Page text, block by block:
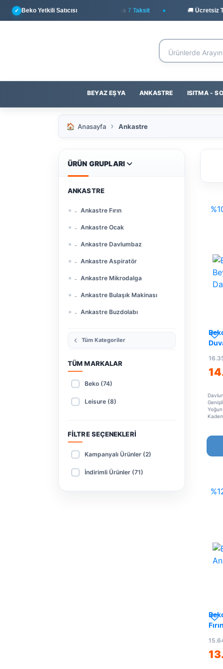
✓ Beko Yetkili Satıcısı
💳 Yapı Kredi ile Peşin Fiyatına 7 Taksit 🚚 Ücretsiz
BEYAZ EŞYA ANKASTRE ISITMA -
Anasayfa Ankastre
ÜRÜN GRUPLARI
ANKASTRE
Ankastre Fırın
Ankastre Ocak
Ankastre Davlumbaz
Ankastre Aspiratör
Ankastre Mikrodalga
Ankastre Bulaşık Makinası
Ankastre Buzdolabı
Tüm Kategoriler
TÜM MARKALAR
Beko (74)
Leisure (8)
FILTRE SEÇENEKLERI
Kampanyalı Ürünler (2)
İndirimli Ürünler (71)